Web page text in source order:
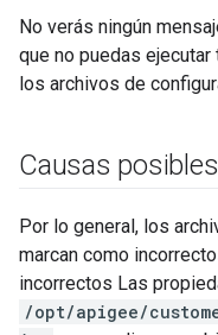
No verás ningún
que no puedas
los archivos de
Causas posibles
Por lo general, los
marcan como
incorrectos Las
/opt/apigee/